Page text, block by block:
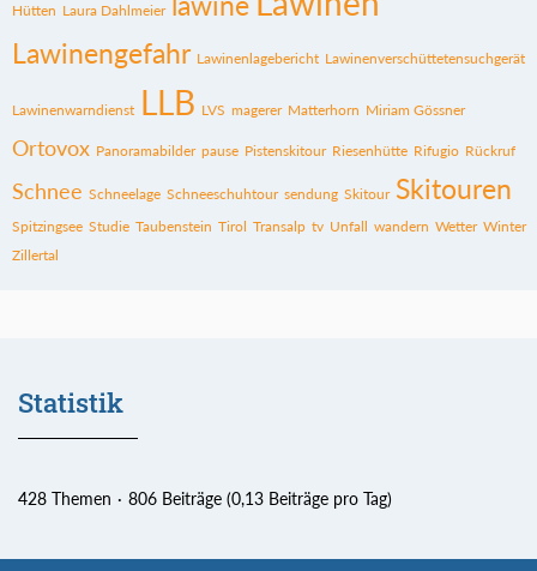
Hütten Laura Dahlmeier
Lawinengefahr Lawinenlagebericht Lawinenverschüttetensuchgerät
Lawinenwarndienst LLB LVS magerer Matterhorn Miriam Gössner
Ortovox Panoramabilder pause Pistenskitour Riesenhütte Rifugio Rückruf
Schnee Schneelage Schneeschuhtour sendung Skitour Skitouren
Spitzingsee Studie Taubenstein Tirol Transalp tv Unfall wandern Wetter Winter
Zillertal
Statistik
428 Themen 806 Beiträge (0,13 Beiträge pro Tag)